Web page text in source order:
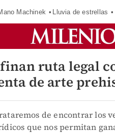
Machinek Lluvia de estrellas
ruta legal
de arte
de encontrar los
que nos permitan